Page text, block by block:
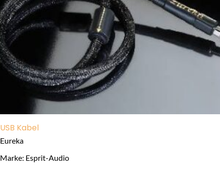
USB Kabel
Eureka
Marke: Esprit-Audio